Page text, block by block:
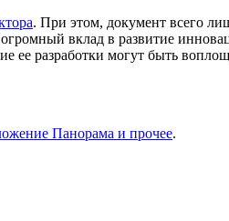
. При этом, документ всего
огромный вклад в развитие
ее разработки могут быть
Панорама и прочее.